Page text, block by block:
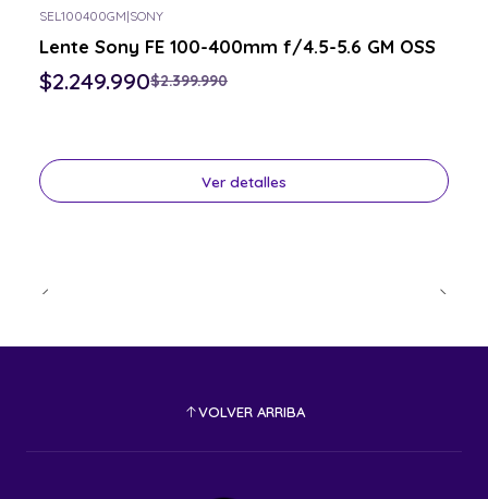
Consulta por el tuyo
SEL100400GM|SONY
Lente Sony FE 100-400mm f/4.5-5.6 GM OSS
$2.249.990$2.399.990
Ver detalles
VOLVER ARRIBA